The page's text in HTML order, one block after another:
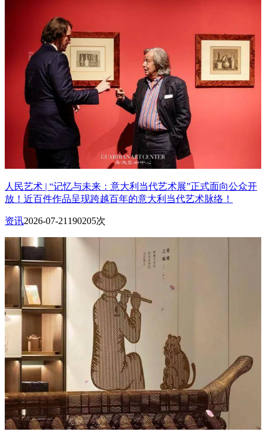
人民艺术 | “记忆与未来：意大利当代艺术展”正式面向公众开
放！近百件作品呈现跨越百年的意大利当代艺术脉络！
资讯2026-07-21 190205次